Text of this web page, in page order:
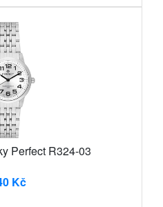
Perfect R324-03
Kč